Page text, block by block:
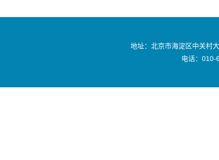
地址：北京市海淀区中关村
电话：